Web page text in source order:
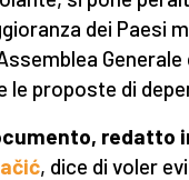
dei Paesi
le proposte di
redatto
, dice di voler